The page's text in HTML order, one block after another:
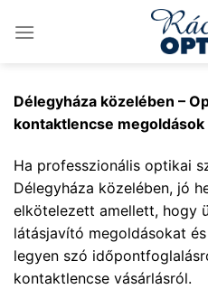
Délegyháza közelében –
kontaktlencse megoldások
Ha professzionális optikai
Délegyháza közelében, jó
elkötelezett amellett, hogy
látásjavító megoldásokat
legyen szó
kontaktlencse vásárlásról.